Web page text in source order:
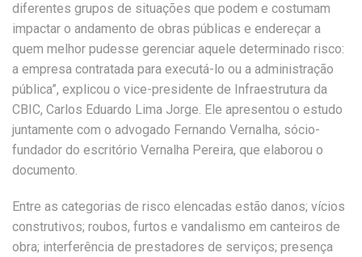
diferentes grupos de situações que podem e costumam
impactar o andamento de obras públicas e endereçar a
quem melhor pudesse gerenciar aquele determinado risco:
a empresa contratada para executá-lo ou a administração
pública”, explicou o vice-presidente de Infraestrutura da
CBIC, Carlos Eduardo Lima Jorge. Ele apresentou o estudo
juntamente com o advogado Fernando Vernalha, sócio-
fundador do escritório Vernalha Pereira, que elaborou o
documento.
Entre as categorias de risco elencadas estão danos; vícios
construtivos; roubos, furtos e vandalismo em canteiros de
obra; interferência de prestadores de serviços; presença